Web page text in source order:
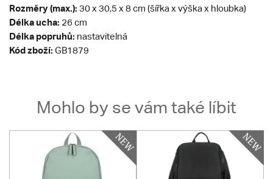
Rozměry (max.): 30 x 30,5 x 8 cm (šířka x výška x hloubka)
Délka ucha: 26 cm
Délka popruhů: nastavitelná
Kód zboží: GB1879
Mohlo by se vám také líbit